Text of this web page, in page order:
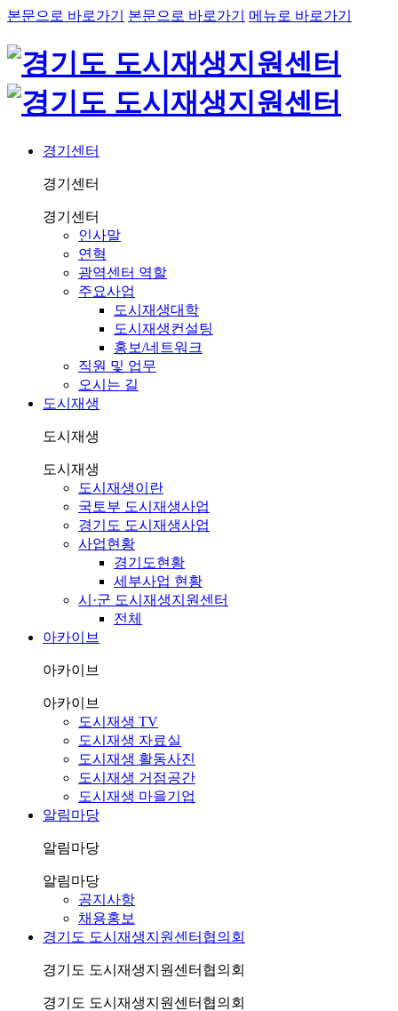
본문으로 바로가기 본문으로 바로가기 메뉴로 바로가기
경기센터
경기센터
경기센터
인사말
연혁
광역센터 역할
주요사업
도시재생대학
도시재생컨설팅
홍보/네트워크
직원 및 업무
오시는 길
도시재생
도시재생
도시재생
도시재생이란
국토부 도시재생사업
경기도 도시재생사업
사업현황
경기도현황
세부사업 현황
시·군 도시재생지원센터
전체
아카이브
아카이브
아카이브
도시재생 TV
도시재생 자료실
도시재생 활동사진
도시재생 거점공간
도시재생 마을기업
알림마당
알림마당
알림마당
공지사항
채용홍보
경기도 도시재생지원센터협의회
경기도 도시재생지원센터협의회
경기도 도시재생지원센터협의회